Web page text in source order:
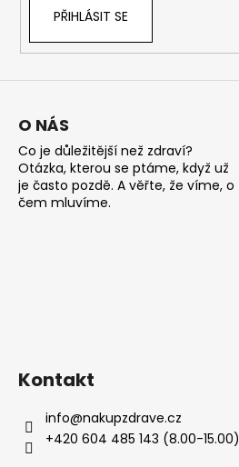
PŘIHLÁSIT SE
O NÁS
Co je důležitější než zdraví?
Otázka, kterou se ptáme, když už
je často pozdě. A věřte, že víme, o
čem mluvíme.
Kontakt
info@nakupzdrave.cz
+420 604 485 143 (8.00-15.00)